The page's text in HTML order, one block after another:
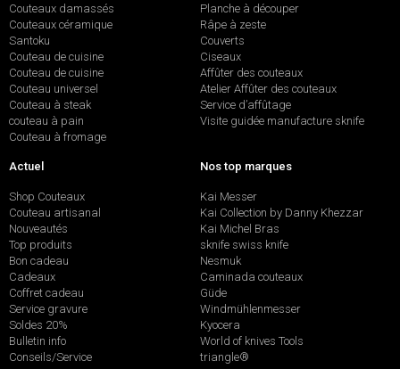
Couteaux damassés
Couteaux céramique
Santoku
Couteau de cuisine
Couteau de cuisine
Couteau universel
Couteau à steak
couteau à pain
Couteau à fromage
Planche à découper
Râpe à zeste
Couverts
Ciseaux
Affûter des couteaux
Atelier Affûter des couteaux
Service d’affûtage
Visite guidée manufacture sknife
Actuel
Shop Couteaux
Couteau artisanal
Nouveautés
Top produits
Bon cadeau
Cadeaux
Coffret cadeau
Service gravure
Soldes 20%
Bulletin info
Conseils/Service
Nos top marques
Kai Messer
Kai Collection by Danny Khezzar
Kai Michel Bras
sknife swiss knife
Nesmuk
Caminada couteaux
Güde
Windmühlenmesser
Kyocera
World of knives Tools
triangle®